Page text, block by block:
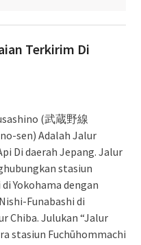
Terkirim Di
(武蔵野線
sen) Adalah Jalur
Di daerah Jepang. Jalur
stasiun
Yokohama dengan
Funabashi di
Chiba. Julukan “Jalur
stasiun Fuchūhommachi